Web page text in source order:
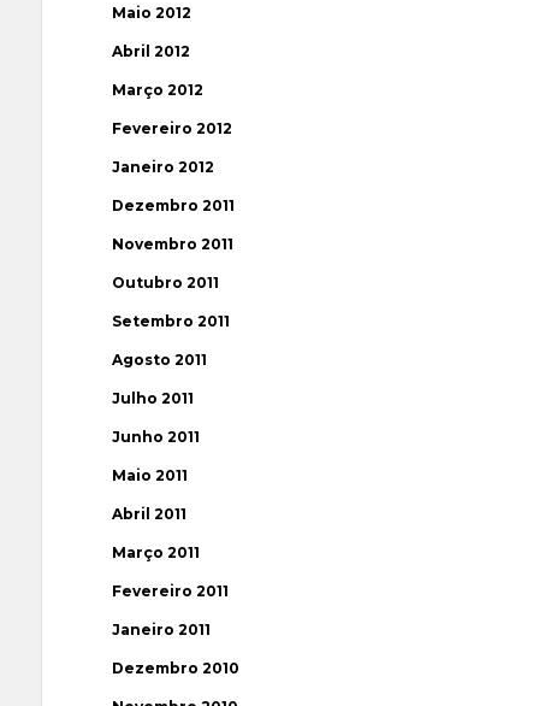
Maio 2012
Abril 2012
Março 2012
Fevereiro 2012
Janeiro 2012
Dezembro 2011
Novembro 2011
Outubro 2011
Setembro 2011
Agosto 2011
Julho 2011
Junho 2011
Maio 2011
Abril 2011
Março 2011
Fevereiro 2011
Janeiro 2011
Dezembro 2010